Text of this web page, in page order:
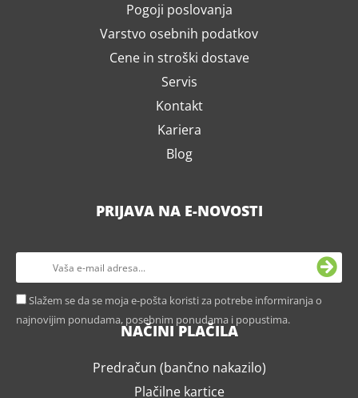
Pogoji poslovanja
Varstvo osebnih podatkov
Cene in stroški dostave
Servis
Kontakt
Kariera
Blog
PRIJAVA NA E-NOVOSTI
Slažem se da se moja e-pošta koristi za potrebe informiranja o
najnovijim ponudama, posebnim ponudama i popustima.
NAČINI PLAČILA
Predračun (bančno nakazilo)
Plačilne kartice